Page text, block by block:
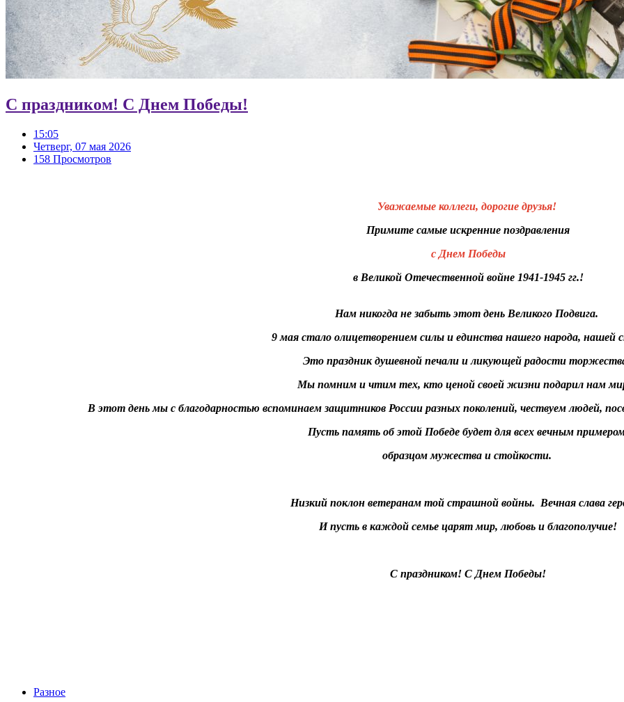
С праздником! С Днем Победы!
15:05
Четверг, 07 мая 2026
158 Просмотров
Уважаемые коллеги, дорогие друзья!
Примите самые искренние поздравления
с Днем Победы
в Великой Отечественной войне 1941-1945 гг.!
Нам никогда не забыть этот день Великого Подвига.
9 мая стало олицетворением силы и единства нашего народа, нашей
Это праздник душевной печали и ликующей радости
Мы помним и чтим тех, кто ценой своей жизни подарил нам
В этот день мы с благодарностью вспоминаем защитников России разных поколений, чествуем людей,
Пусть память об этой Победе будет для всех вечным
образцом мужества и стойкости.
Низкий поклон ветеранам той страшной войны. Вечная слава
И пусть в каждой семье царят мир, любовь и благополучие!
С праздником! С Днем Победы!
Разное